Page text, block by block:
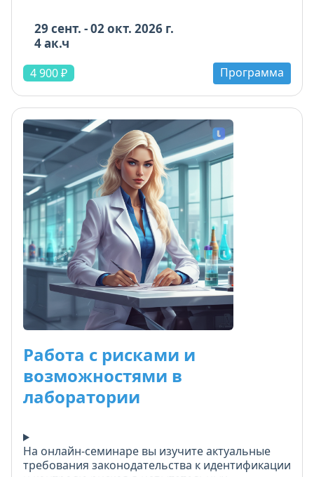
Узнаете, что такое процесс, как его описать
таблично и графически, какие существуют
нотации моделирования (BPMN и др.).
Научитесь визуализировать ключевые
процессы: отбор проб, испытания, выдачу
протоколов, управление документацией.
Разберём, как выявлять узкие места,
дублирование функций и потери времени,
проводить оптимизацию для повышения
эффективности. Особое внимание -
использованию нейросетей для анализа
процессов и генерации предложений по
улучшению.
Курс подходит для подготовки к аккредитации и
внутренним аудитам. Все материалы -
шаблоны, примеры - можно сразу внедрить в
работу. Актуализирован под последние
требования Россаккредитации.
29 сент. - 02 окт. 2026 г.
4 ак.ч
4 900 ₽ Программа
Работа с рисками и
возможностями в
лаборатории
На онлайн-семинаре вы изучите актуальные
требования законодательства к идентификации